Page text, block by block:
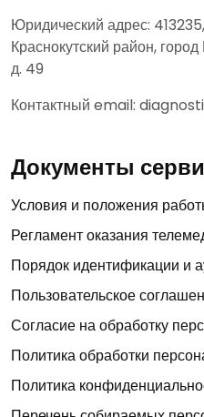
Юридический адрес:
Краснокутский район,
д. 49
Контактный email:
Документы
Условия и положения
Регламент оказания
Порядок идентификации и
Пользовательское
Согласие на обработку
Политика обработки
Политика